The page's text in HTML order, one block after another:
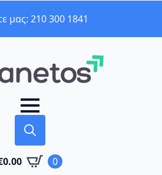
μας: 210 300 1841
for:
0.00 0